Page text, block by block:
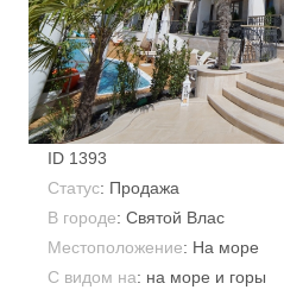
ID 1393
Статус: Продажа
В городе: Святой Влас
Местоположение: На море
С видом на: на море и горы